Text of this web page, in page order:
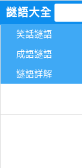
謎語大全
笑話謎語
成語謎語
謎語詳解